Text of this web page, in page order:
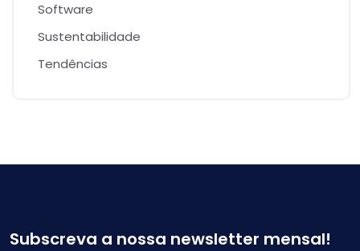
Software
Sustentabilidade
Tendências
Subscreva a nossa newsletter mensal!